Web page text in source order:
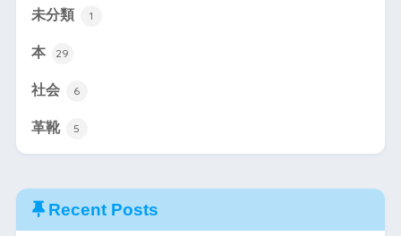
未分類 1
本 29
社会 6
革靴 5
Recent Posts